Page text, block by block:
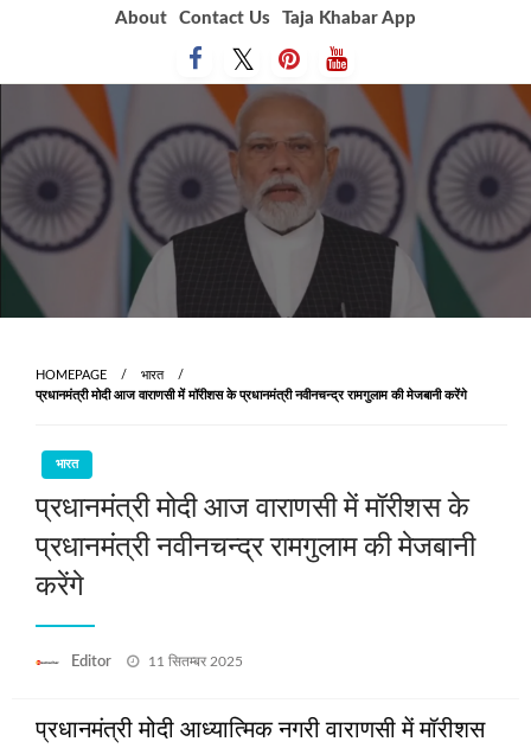
About Contact Us Taja Khabar App
HOMEPAGE
भारत
प्रधानमंत्री मोदी आज वाराणसी में मॉरीशस के प्रधानमंत्री नवीनचन्द्र रामगुलाम की मेजबानी करेंगे
भारत
प्रधानमंत्री मोदी आज वाराणसी में मॉरीशस के
प्रधानमंत्री नवीनचन्द्र रामगुलाम की मेजबानी
करेंगे
Editor
Posted
11 सितम्बर 2025
प्रधानमंत्री मोदी आध्यात्मिक नगरी वाराणसी में मॉरीशस